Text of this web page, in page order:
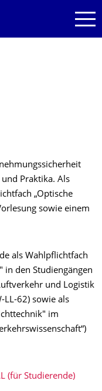
Praktika. Als
„Optische
sowie einem
als Wahlpflichtfach
in den Studiengängen
und Logistik
LL-62) sowie als
im
(für Studierende)